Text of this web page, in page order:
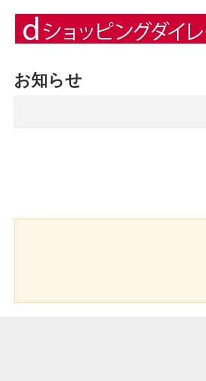
お知らせ